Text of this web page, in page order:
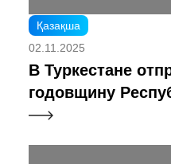
Қазақша
02.11.2025
В Туркестане
годовщину